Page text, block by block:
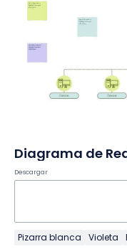
Diagrama de
Descargar
Pizarra blanca Violeta